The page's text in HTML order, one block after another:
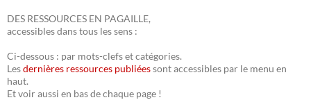
DES RESSOURCES EN PAGAILLE,
accessibles dans tous les sens :
Ci-dessous : par mots-clefs et catégories.
Lesdernières ressources publiéessont accessibles par le menu en
haut.
Et voir aussi en bas de chaque page !